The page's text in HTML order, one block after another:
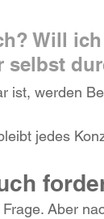
Will
selbst
ist, werden
jedes
Aber